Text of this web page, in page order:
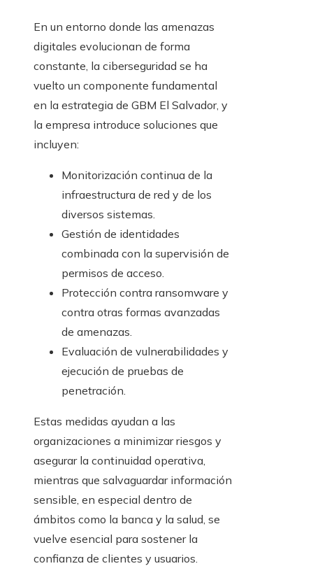
En un entorno donde las amenazas
digitales evolucionan de forma
constante, la ciberseguridad se ha
vuelto un componente fundamental
en la estrategia de GBM El Salvador, y
la empresa introduce soluciones que
incluyen:
Monitorización continua de la
infraestructura de red y de los
diversos sistemas.
Gestión de identidades
combinada con la supervisión de
permisos de acceso.
Protección contra ransomware y
contra otras formas avanzadas
de amenazas.
Evaluación de vulnerabilidades y
ejecución de pruebas de
penetración.
Estas medidas ayudan a las
organizaciones a minimizar riesgos y
asegurar la continuidad operativa,
mientras que salvaguardar información
sensible, en especial dentro de
ámbitos como la banca y la salud, se
vuelve esencial para sostener la
confianza de clientes y usuarios.